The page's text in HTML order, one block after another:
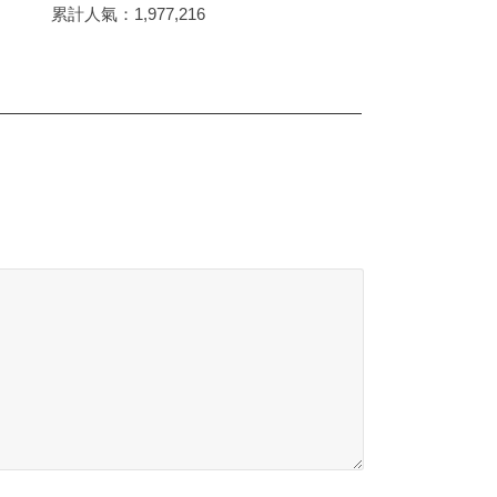
累計人氣： 1,977,216